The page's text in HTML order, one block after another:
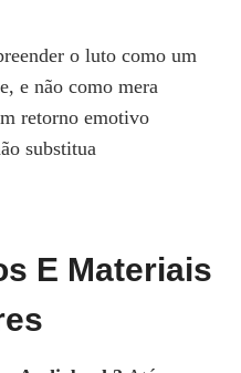
o luto como um
e não como mera
retorno emotivo
substitua
E Materiais